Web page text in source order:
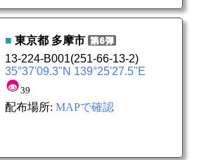
■ 東京都 多摩市
13-224-B001(251-66-13-2)
35°37'09.3"N 139°25'27.5"E
39
配布場所: MAPで確認